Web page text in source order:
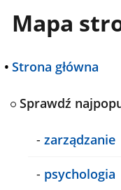
Mapa
• Strona główna
Sprawdź
- zarządzanie
- psychologia